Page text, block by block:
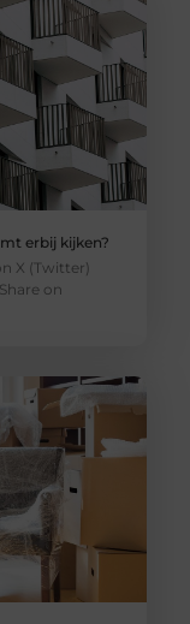
erbij kijken?
X (Twitter)
on